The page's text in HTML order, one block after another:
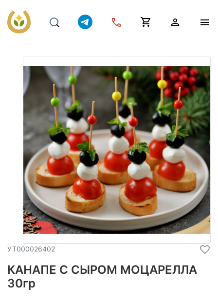
УТ000026402
КАНАПЕ С СЫРОМ МОЦАРЕЛЛА
30гр